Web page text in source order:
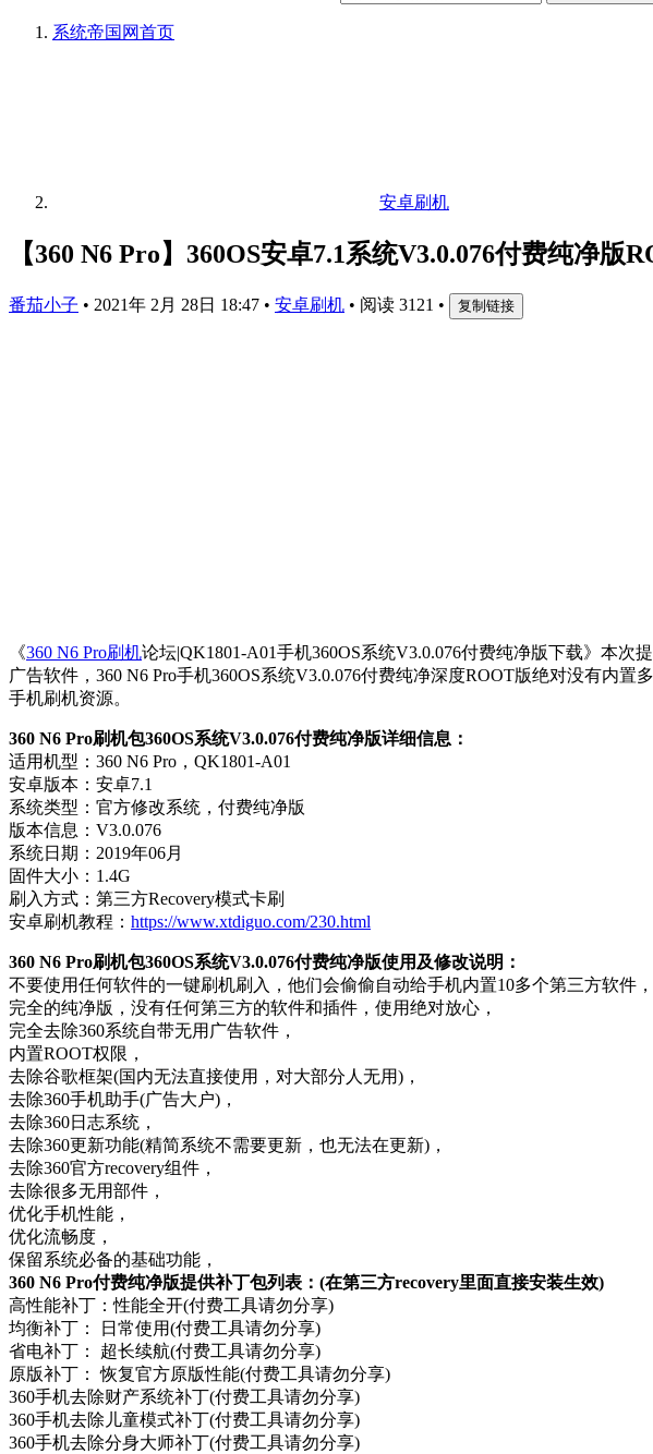
系统帝国网首页
安卓刷机
【360 N6 Pro】360OS安卓7.1系统V3.0.076付费纯净版
番茄小子 • 2021年 2月 28日 18:47 • 安卓刷机 • 阅读 3121 • 复制链接
《360 N6 Pro刷机论坛|QK1801-A01手机360OS系统V3.0.076付费纯净版下载》本次
广告软件，360 N6 Pro手机360OS系统V3.0.076付费纯净深度ROOT版绝对没有内
手机刷机资源。
360 N6 Pro刷机包360OS系统V3.0.076付费纯净版详细信息：
适用机型：360 N6 Pro，QK1801-A01
安卓版本：安卓7.1
系统类型：官方修改系统，付费纯净版
版本信息：V3.0.076
系统日期：2019年06月
固件大小：1.4G
刷入方式：第三方Recovery模式卡刷
安卓刷机教程： https://www.xtdiguo.com/230.html
360 N6 Pro刷机包360OS系统V3.0.076付费纯净版使用及修改说明：
不要使用任何软件的一键刷机刷入，他们会偷偷自动给手机内置10多个第三方软件，
完全的纯净版，没有任何第三方的软件和插件，使用绝对放心，
完全去除360系统自带无用广告软件，
内置ROOT权限，
去除谷歌框架(国内无法直接使用，对大部分人无用)，
去除360手机助手(广告大户)，
去除360日志系统，
去除360更新功能(精简系统不需要更新，也无法在更新)，
去除360官方recovery组件，
去除很多无用部件，
优化手机性能，
优化流畅度，
保留系统必备的基础功能，
360 N6 Pro付费纯净版提供补丁包列表：(在第三方recovery里面直接安装生效)
高性能补丁：性能全开(付费工具请勿分享)
均衡补丁： 日常使用(付费工具请勿分享)
省电补丁： 超长续航(付费工具请勿分享)
原版补丁： 恢复官方原版性能(付费工具请勿分享)
360手机去除财产系统补丁(付费工具请勿分享)
360手机去除儿童模式补丁(付费工具请勿分享)
360手机去除分身大师补丁(付费工具请勿分享)